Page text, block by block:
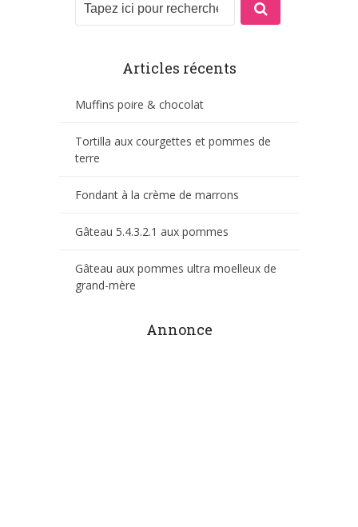
Articles récents
Muffins poire & chocolat
Tortilla aux courgettes et pommes de
terre
Fondant à la crème de marrons
Gâteau 5.4.3.2.1 aux pommes
Gâteau aux pommes ultra moelleux de
grand-mère
Annonce